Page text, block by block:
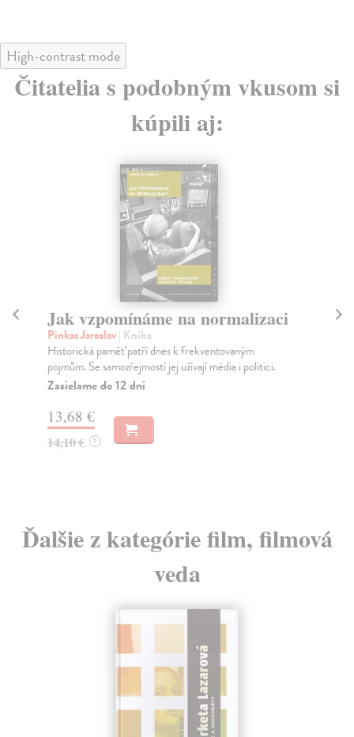
High-contrast mode
Čitatelia s podobným vkusom si
kúpili aj:
Jak vzpomínáme na normalizaci
Pinkas Jaroslav| Kniha
Historická paměť patří dnes k frekventovaným
pojmům. Se samozřejmostí jej užívají média i politici.
Zasielame do 12 dní
13,68 €
14,10 € ?
Ďalšie z kategórie film, filmová
veda